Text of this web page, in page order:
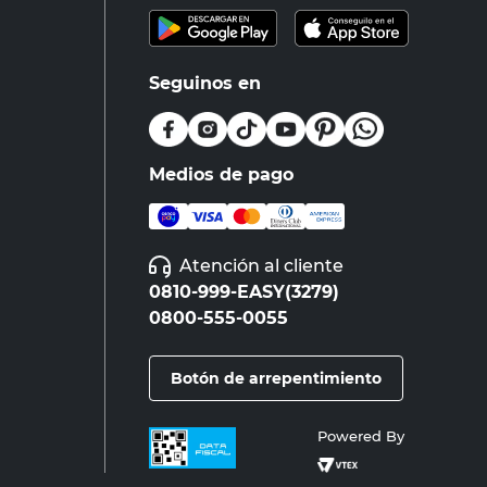
Seguinos en
Medios de pago
Atención al cliente
0810-999-EASY(3279)
0800-555-0055
Botón de arrepentimiento
Powered By